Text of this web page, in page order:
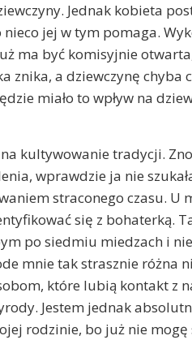
Jednak kobieta
nieco jej w tym pomaga.
ma być komisyjnie
znika, a dziewczynę
miało to wpływ na
kultywowanie tradycji.
wprawdzie ja nie
straconego czasu. U
się z bohaterką.
po siedmiu miedzach i
mnie tak strasznie różna
które lubią kontakt z
Jestem jednak
rodzinie, bo już nie mogę